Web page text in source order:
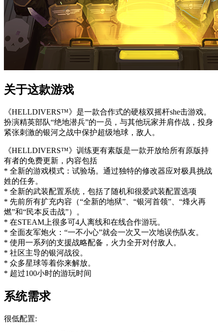
关于这款游戏
《HELLDIVERS™》是一款合作式的硬核双摇杆she击游戏。
扮演精英部队“绝地潜兵”的一员，与其他玩家并肩作战，投身
紧张刺激的银河之战中保护超级地球，敌人。
《HELLDIVERS™》训练更有素版是一款开放给所有原版持
有者的免费更新，内容包括
* 全新的游戏模式：试验场。通过独特的修改器应对极具挑战
姓的任务。
* 全新的武装配置系统，包括了随机和很爱武装配置选项
* 先前所有扩充内容（“全新的地狱”、“银河首领”、“烽火再
燃”和“民本反击战”）。
* 在STEAM上很多可4人离线和在线合作游玩。
* 全面友军炮火：“一不小心”就会一次又一次地误伤队友。
* 使用一系列的支援战略配备，火力全开对付敌人。
* 社区主导的银河战役。
* 众多星球等着你来解放。
* 超过100小时的游玩时间
系统需求
很低配置: